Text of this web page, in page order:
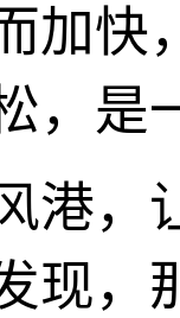
加快
，是
港，
现，